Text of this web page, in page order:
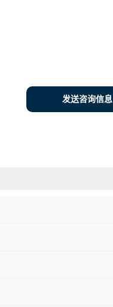
发送咨询信息